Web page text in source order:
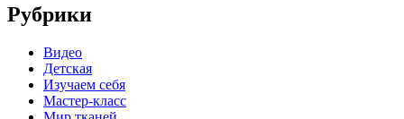
Рубрики
Видео
Детская
Изучаем себя
Мастер-класс